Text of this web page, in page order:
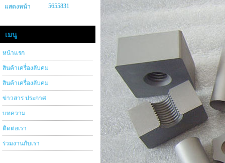
แสดงหน้า
5655831
เมนู
หน้าแรก
สินค้าเครื่องลับคม
สินค้าเครื่องลับคม
ข่าวสาร ประกาศ
บทความ
ติดต่อเรา
ร่วมงานกับเรา